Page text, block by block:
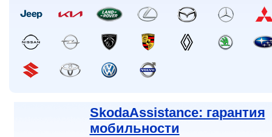
SkodaAssistance: гарантия
мобильности